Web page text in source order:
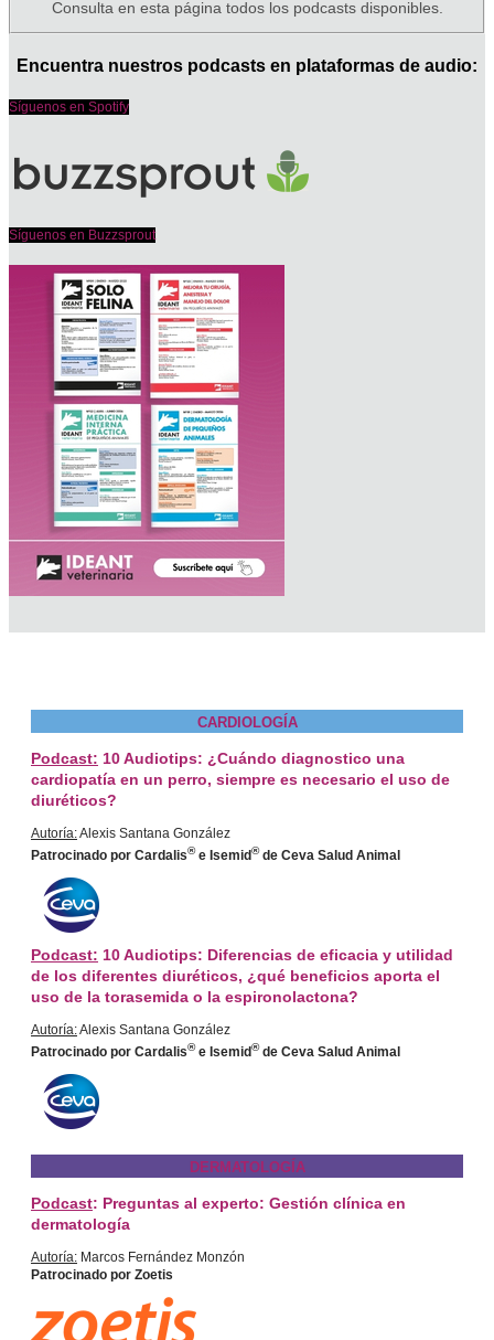
Consulta en esta página todos los podcasts disponibles.
Encuentra nuestros podcasts en plataformas de audio:
Síguenos en Spotify
Síguenos en Buzzsprout
CARDIOLOGÍA
Podcast: 10 Audiotips: ¿Cuándo diagnostico una
cardiopatía en un perro, siempre es necesario el uso de
diuréticos?
Autoría:Alexis Santana González
Patrocinado por Cardalis®e Isemid®de Ceva Salud Animal
Podcast: 10 Audiotips: Diferencias de eficacia y utilidad
de los diferentes diuréticos, ¿qué beneficios aporta el
uso de la torasemida o la espironolactona?
Autoría:Alexis Santana González
Patrocinado por Cardalis®e Isemid®de Ceva Salud Animal
DERMATOLOGÍA
Podcast: Preguntas al experto: Gestión clínica en
dermatología
Autoría: Marcos Fernández Monzón
Patrocinado por Zoetis